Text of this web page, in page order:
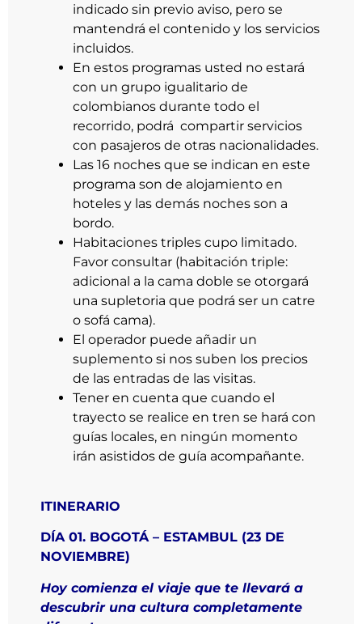
indicado sin previo aviso, pero se
mantendrá el contenido y los servicios
incluidos.
En estos programas usted no estará
con un grupo igualitario de
colombianos durante todo el
recorrido, podrá compartir servicios
con pasajeros de otras nacionalidades.
Las 16 noches que se indican en este
programa son de alojamiento en
hoteles y las demás noches son a
bordo.
Habitaciones triples cupo limitado.
Favor consultar (habitación triple:
adicional a la cama doble se otorgará
una supletoria que podrá ser un catre
o sofá cama).
El operador puede añadir un
suplemento si nos suben los precios
de las entradas de las visitas.
Tener en cuenta que cuando el
trayecto se realice en tren se hará con
guías locales, en ningún momento
irán asistidos de guía acompañante.
ITINERARIO
DÍA 01. BOGOTÁ – ESTAMBUL (23 DE
NOVIEMBRE)
Hoy comienza el viaje que te llevará a
descubrir una cultura completamente